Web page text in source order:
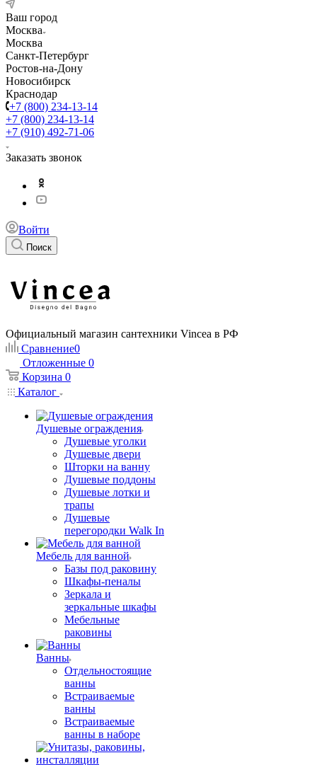
Ваш город
Москва
Москва
Санкт-Петербург
Ростов-на-Дону
Новосибирск
Краснодар
+7 (800) 234-13-14
+7 (800) 234-13-14
+7 (910) 492-71-06
Заказать звонок
Войти
Поиск
Официальный магазин сантехники Vincea в РФ
Сравнение0
Отложенные 0
Корзина 0
Каталог
Душевые ограждения
Душевые уголки
Душевые двери
Шторки на ванну
Душевые поддоны
Душевые лотки и
трапы
Душевые
перегородки Walk In
Мебель для ванной
Базы под раковину
Шкафы-пеналы
Зеркала и
зеркальные шкафы
Мебельные
раковины
Ванны
Отдельностоящие
ванны
Встраиваемые
ванны
Встраиваемые
ванны в наборе